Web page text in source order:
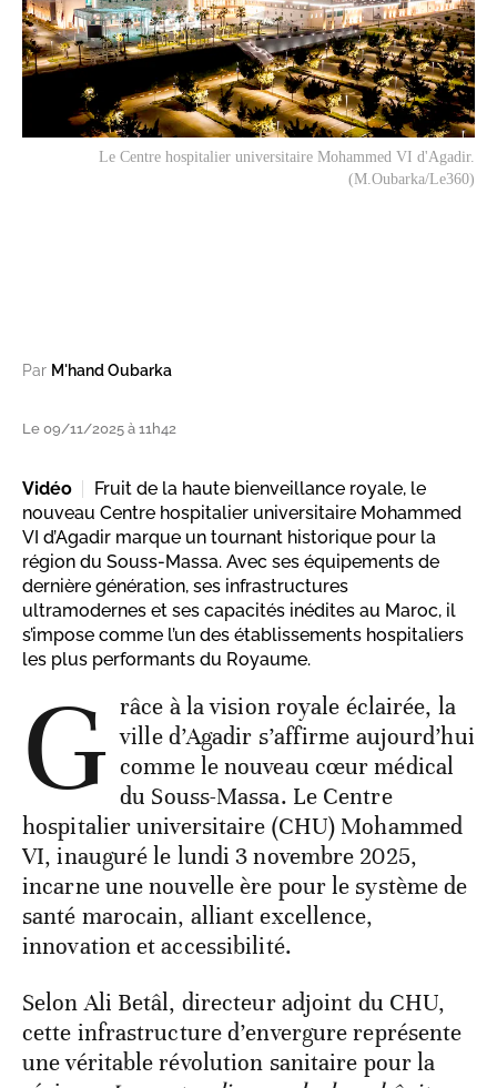
Le Centre hospitalier universitaire Mohammed VI d'Agadir.
(M.Oubarka/Le360)
Par M'hand Oubarka
Le 09/11/2025 à 11h42
Vidéo
Fruit de la haute bienveillance royale, le
nouveau Centre hospitalier universitaire Mohammed
VI d’Agadir marque un tournant historique pour la
région du Souss-Massa. Avec ses équipements de
dernière génération, ses infrastructures
ultramodernes et ses capacités inédites au Maroc, il
s’impose comme l’un des établissements hospitaliers
les plus performants du Royaume.
G râce à la vision royale éclairée, la
ville d’Agadir s’affirme aujourd’hui
comme le nouveau cœur médical
du Souss-Massa. Le Centre
hospitalier universitaire (CHU) Mohammed
VI, inauguré le lundi 3 novembre 2025,
incarne une nouvelle ère pour le système de
santé marocain, alliant excellence,
innovation et accessibilité.
Selon Ali Betâl, directeur adjoint du CHU,
cette infrastructure d’envergure représente
une véritable révolution sanitaire pour la